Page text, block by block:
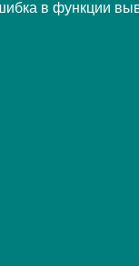
в функции